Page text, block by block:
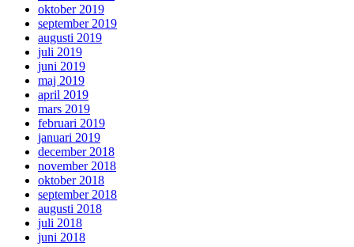
oktober 2019
september 2019
augusti 2019
juli 2019
juni 2019
maj 2019
april 2019
mars 2019
februari 2019
januari 2019
december 2018
november 2018
oktober 2018
september 2018
augusti 2018
juli 2018
juni 2018